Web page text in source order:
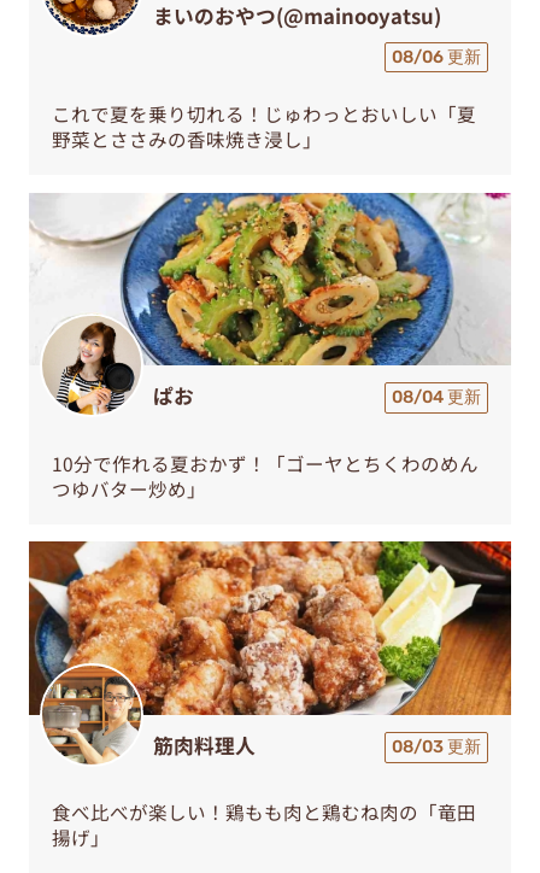
まいのおやつ(@mainooyatsu)
08/06 更新
これで夏を乗り切れる！じゅわっとおいしい「夏
野菜とささみの香味焼き浸し」
ぱお 08/04 更新
10分で作れる夏おかず！「ゴーヤとちくわのめん
つゆバター炒め」
筋肉料理人 08/03 更新
食べ比べが楽しい！鶏もも肉と鶏むね肉の「竜田
揚げ」